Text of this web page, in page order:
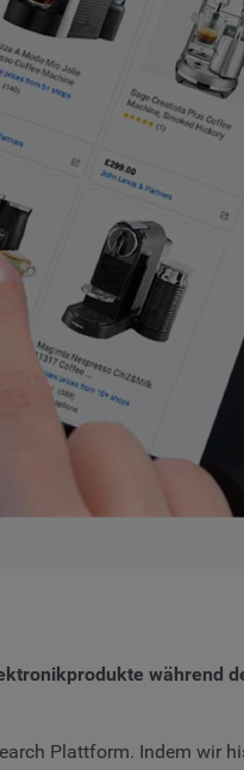
während
Plattform. Indem wir